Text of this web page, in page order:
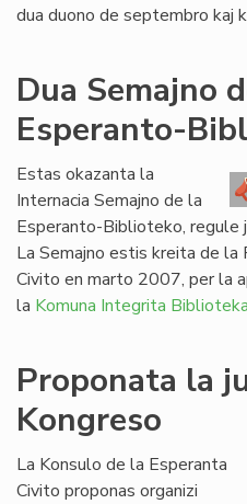
dua duono de septembro kaj
Dua Semajno
Esperanto-
Estas okazanta la
Internacia Semajno de la
Esperanto-Biblioteko, regule
La Semajno estis kreita de la
Civito en marto 2007, per la
la Komuna Integrita
Proponata la
Kongreso
La Konsulo de la Esperanta
Civito proponas organizi